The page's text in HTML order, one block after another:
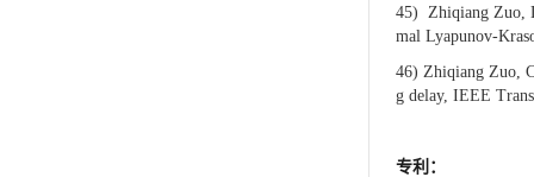
45) Zhiqiang Zuo,
mal Lyapunov-
46) Zhiqiang Zuo,
g delay, IEEE
专利：